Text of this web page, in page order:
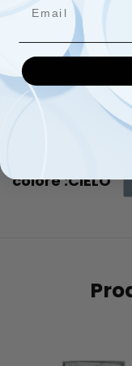
1 sacco copripumino
1 piumino interno in
1 lenzuolo sopra
puro cotone piquet
Misure del lenzuolo:
120 x
82 x
colore :CIELO